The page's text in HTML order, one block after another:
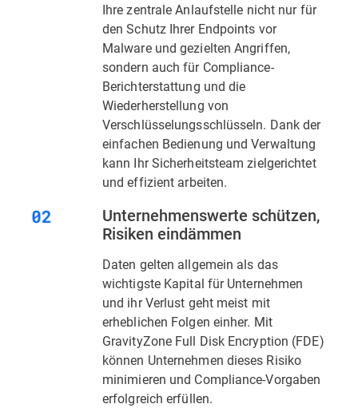
Ihre zentrale Anlaufstelle nicht nur für
den Schutz Ihrer Endpoints vor
Malware und gezielten Angriffen,
sondern auch für Compliance-
Berichterstattung und die
Wiederherstellung von
Verschlüsselungsschlüsseln. Dank der
einfachen Bedienung und Verwaltung
kann Ihr Sicherheitsteam zielgerichtet
und effizient arbeiten.
Unternehmenswerte schützen,
Risiken eindämmen
Daten gelten allgemein als das
wichtigste Kapital für Unternehmen
und ihr Verlust geht meist mit
erheblichen Folgen einher. Mit
GravityZone Full Disk Encryption (FDE)
können Unternehmen dieses Risiko
minimieren und Compliance-Vorgaben
erfolgreich erfüllen.